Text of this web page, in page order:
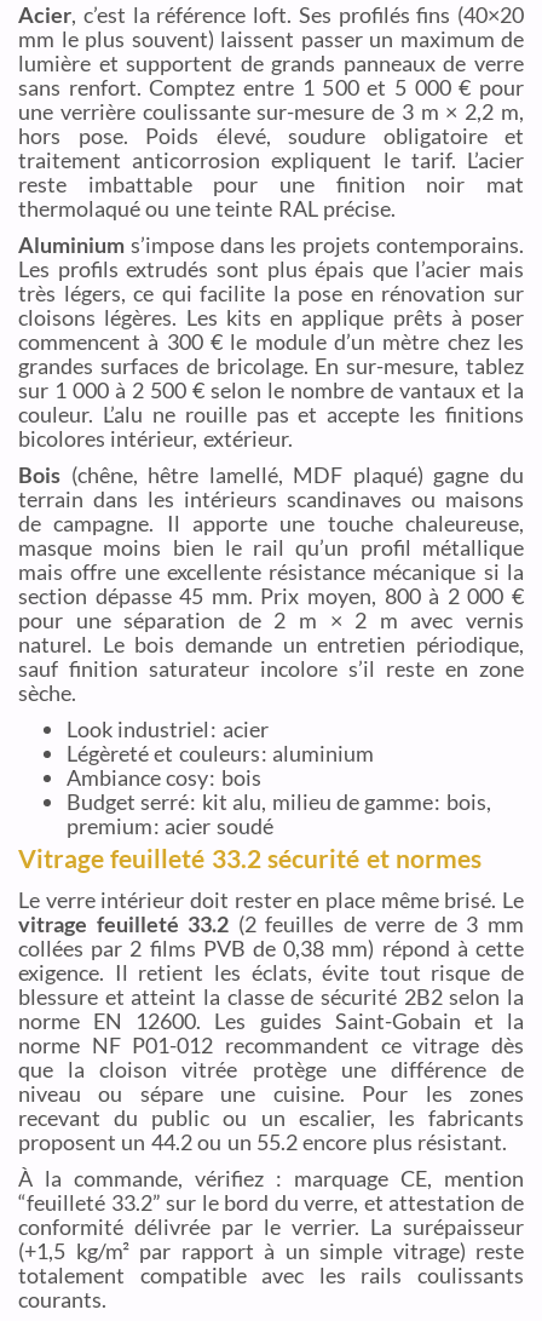
Acier, c’est la référence loft. Ses profilés fins (40×20
mm le plus souvent) laissent passer un maximum de
lumière et supportent de grands panneaux de verre
sans renfort. Comptez entre 1 500 et 5 000 € pour
une verrière coulissante sur-mesure de 3 m × 2,2 m,
hors pose. Poids élevé, soudure obligatoire et
traitement anticorrosion expliquent le tarif. L’acier
reste imbattable pour une finition noir mat
thermolaqué ou une teinte RAL précise.
Aluminium s’impose dans les projets contemporains.
Les profils extrudés sont plus épais que l’acier mais
très légers, ce qui facilite la pose en rénovation sur
cloisons légères. Les kits en applique prêts à poser
commencent à 300 € le module d’un mètre chez les
grandes surfaces de bricolage. En sur-mesure, tablez
sur 1 000 à 2 500 € selon le nombre de vantaux et la
couleur. L’alu ne rouille pas et accepte les finitions
bicolores intérieur, extérieur.
Bois (chêne, hêtre lamellé, MDF plaqué) gagne du
terrain dans les intérieurs scandinaves ou maisons
de campagne. Il apporte une touche chaleureuse,
masque moins bien le rail qu’un profil métallique
mais offre une excellente résistance mécanique si la
section dépasse 45 mm. Prix moyen, 800 à 2 000 €
pour une séparation de 2 m × 2 m avec vernis
naturel. Le bois demande un entretien périodique,
sauf finition saturateur incolore s’il reste en zone
sèche.
Look industriel : acier
Légèreté et couleurs : aluminium
Ambiance cosy : bois
Budget serré : kit alu, milieu de gamme : bois,
premium : acier soudé
Vitrage feuilleté 33.2 sécurité et normes
Le verre intérieur doit rester en place même brisé. Le
vitrage feuilleté 33.2 (2 feuilles de verre de 3 mm
collées par 2 films PVB de 0,38 mm) répond à cette
exigence. Il retient les éclats, évite tout risque de
blessure et atteint la classe de sécurité 2B2 selon la
norme EN 12600. Les guides Saint-Gobain et la
norme NF P01-012 recommandent ce vitrage dès
que la cloison vitrée protège une différence de
niveau ou sépare une cuisine. Pour les zones
recevant du public ou un escalier, les fabricants
proposent un 44.2 ou un 55.2 encore plus résistant.
À la commande, vérifiez : marquage CE, mention
“feuilleté 33.2” sur le bord du verre, et attestation de
conformité délivrée par le verrier. La surépaisseur
(+1,5 kg/m² par rapport à un simple vitrage) reste
totalement compatible avec les rails coulissants
courants.